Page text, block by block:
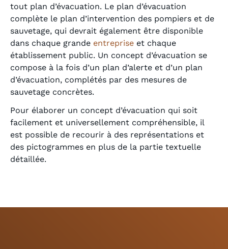
tout plan d’évacuation. Le plan d’évacuation
complète le plan d’intervention des pompiers et de
sauvetage, qui devrait également être disponible
dans chaque grande entrepriseet chaque
établissement public. Un concept d’évacuation se
compose à la fois d’un plan d’alerte et d’un plan
d’évacuation, complétés par des mesures de
sauvetage concrètes.
Pour élaborer un concept d’évacuation qui soit
facilement et universellement compréhensible, il
est possible de recourir à des représentations et
des pictogrammes en plus de la partie textuelle
détaillée.